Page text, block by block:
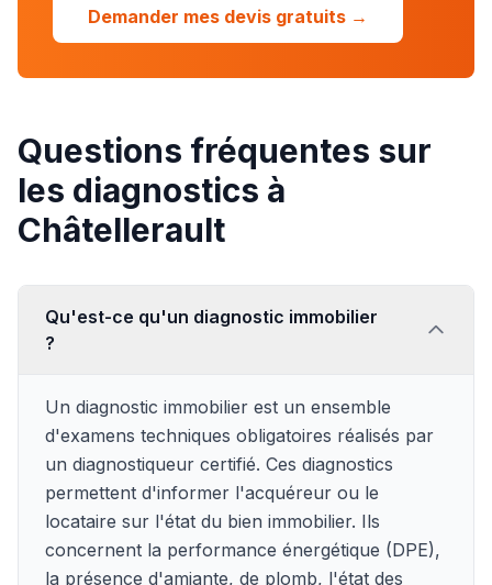
Demander mes devis gratuits →
Questions fréquentes sur
les diagnostics à
Châtellerault
Qu'est-ce qu'un diagnostic immobilier
?
Un diagnostic immobilier est un ensemble
d'examens techniques obligatoires réalisés par
un diagnostiqueur certifié. Ces diagnostics
permettent d'informer l'acquéreur ou le
locataire sur l'état du bien immobilier. Ils
concernent la performance énergétique (DPE),
la présence d'amiante, de plomb, l'état des